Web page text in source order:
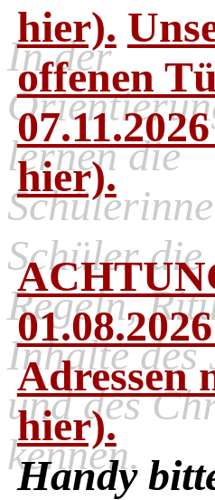
hier).
offenen
hier).
Adressen
hier).
Handy
In der
lernen die
Schüler die
Regeln,
Inhalte des
und des
kennen.